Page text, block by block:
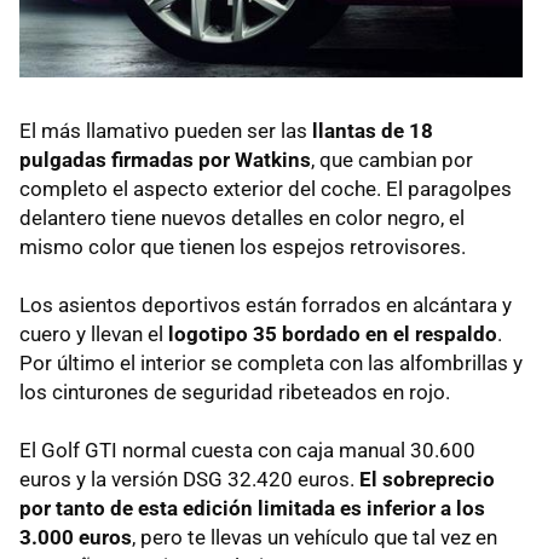
El más llamativo pueden ser las llantas de 18
pulgadas firmadas por Watkins, que cambian por
completo el aspecto exterior del coche. El paragolpes
delantero tiene nuevos detalles en color negro, el
mismo color que tienen los espejos retrovisores.
Los asientos deportivos están forrados en alcántara y
cuero y llevan el logotipo 35 bordado en el respaldo.
Por último el interior se completa con las alfombrillas y
los cinturones de seguridad ribeteados en rojo.
El Golf GTI normal cuesta con caja manual 30.600
euros y la versión DSG 32.420 euros. El sobreprecio
por tanto de esta edición limitada es inferior a los
3.000 euros, pero te llevas un vehículo que tal vez en